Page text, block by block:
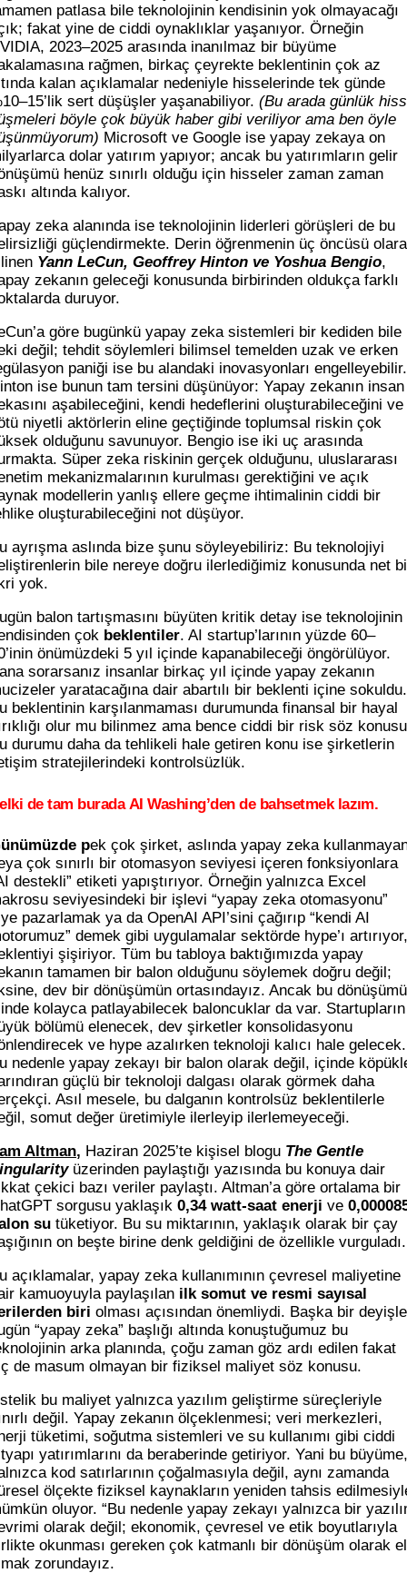
patlasa bile teknolojinin kendisinin yok olmayacağı
fakat yine de ciddi oynaklıklar yaşanıyor. Örneğin
2023–2025 arasında inanılmaz bir büyüme
rağmen, birkaç çeyrekte beklentinin çok az
kalan açıklamalar nedeniyle hisselerinde tek günde
sert düşüşler yaşanabiliyor. (Bu arada günlük
böyle çok büyük haber gibi veriliyor ama ben öyle
Microsoft ve Google ise yapay zekaya on
dolar yatırım yapıyor; ancak bu yatırımların gelir
henüz sınırlı olduğu için hisseler zaman zaman
altında kalıyor.
zeka alanında ise teknolojinin liderleri görüşleri de bu
güçlendirmekte. Derin öğrenmenin üç öncüsü
Yann LeCun, Geoffrey Hinton ve Yoshua Bengio,
zekanın geleceği konusunda birbirinden oldukça farklı
duruyor.
göre bugünkü yapay zeka sistemleri bir kediden bile
değil; tehdit söylemleri bilimsel temelden uzak ve erken
paniği ise bu alandaki inovasyonları engelleyebilir.
ise bunun tam tersini düşünüyor: Yapay zekanın insan
aşabileceğini, kendi hedeflerini oluşturabileceğini ve
niyetli aktörlerin eline geçtiğinde toplumsal riskin çok
olduğunu savunuyor. Bengio ise iki uç arasında
Süper zeka riskinin gerçek olduğunu, uluslararası
mekanizmalarının kurulması gerektiğini ve açık
modellerin yanlış ellere geçme ihtimalinin ciddi bir
oluşturabileceğini not düşüyor.
ayrışma aslında bize şunu söyleyebiliriz: Bu teknolojiyi
bile nereye doğru ilerlediğimiz konusunda net
yok.
balon tartışmasını büyüten kritik detay ise teknolojinin
çok beklentiler. AI startup’larının yüzde 60–
önümüzdeki 5 yıl içinde kapanabileceği öngörülüyor.
sorarsanız insanlar birkaç yıl içinde yapay zekanın
yaratacağına dair abartılı bir beklenti içine sokuldu.
beklentinin karşılanmaması durumunda finansal bir hayal
olur mu bilinmez ama bence ciddi bir risk söz
durumu daha da tehlikeli hale getiren konu ise şirketlerin
stratejilerindeki kontrolsüzlük.
de tam burada AI Washing’den de bahsetmek lazım.
pek çok şirket, aslında yapay zeka
çok sınırlı bir otomasyon seviyesi içeren fonksiyonlara
destekli” etiketi yapıştırıyor. Örneğin yalnızca Excel
seviyesindeki bir işlevi “yapay zeka otomasyonu”
pazarlamak ya da OpenAI API’sini çağırıp “kendi AI
demek gibi uygulamalar sektörde hype’ı artırıyor,
şişiriyor. Tüm bu tabloya baktığımızda yapay
tamamen bir balon olduğunu söylemek doğru değil;
dev bir dönüşümün ortasındayız. Ancak bu
kolayca patlayabilecek baloncuklar da var. Startupların
bölümü elenecek, dev şirketler konsolidasyonu
ve hype azalırken teknoloji kalıcı hale gelecek.
nedenle yapay zekayı bir balon olarak değil, içinde
güçlü bir teknoloji dalgası olarak görmek daha
Asıl mesele, bu dalganın kontrolsüz beklentilerle
somut değer üretimiyle ilerleyip ilerlemeyeceği.
Altman, Haziran 2025’te kişisel blogu The Gentle
üzerinden paylaştığı yazısında bu konuya dair
çekici bazı veriler paylaştı. Altman’a göre ortalama bir
sorgusu yaklaşık 0,34 watt-saat enerji ve
su tüketiyor. Bu su miktarının, yaklaşık olarak bir çay
on beşte birine denk geldiğini de özellikle vurguladı.
açıklamalar, yapay zeka kullanımının çevresel maliyetine
kamuoyuyla paylaşılan ilk somut ve resmi sayısal
biri olması açısından önemliydi. Başka bir
“yapay zeka” başlığı altında konuştuğumuz bu
arka planında, çoğu zaman göz ardı edilen fakat
de masum olmayan bir fiziksel maliyet söz konusu.
bu maliyet yalnızca yazılım geliştirme süreçleriyle
değil. Yapay zekanın ölçeklenmesi; veri merkezleri,
tüketimi, soğutma sistemleri ve su kullanımı gibi ciddi
yatırımlarını da beraberinde getiriyor. Yani bu büyüme,
kod satırlarının çoğalmasıyla değil, aynı zamanda
ölçekte fiziksel kaynakların yeniden tahsis
oluyor. “Bu nedenle yapay zekayı yalnızca bir
olarak değil; ekonomik, çevresel ve etik boyutlarıyla
okunması gereken çok katmanlı bir dönüşüm olarak
zorundayız.